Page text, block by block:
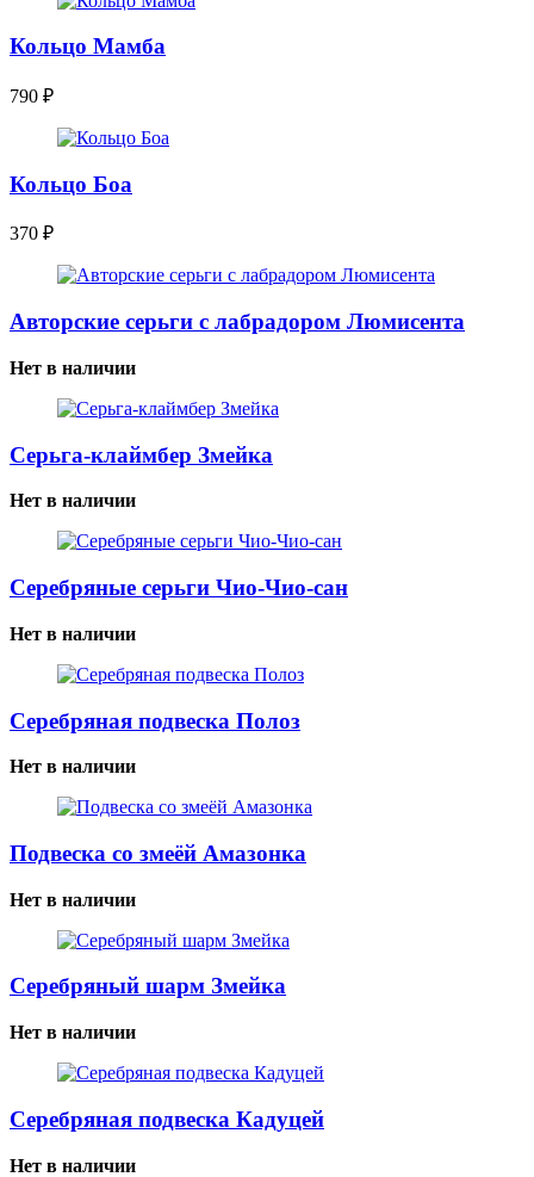
Кольцо Мамба
790 ₽
Кольцо Боа
370 ₽
Авторские серьги с лабрадором Люмисента
Нет в наличии
Серьга-клаймбер Змейка
Нет в наличии
Серебряные серьги Чио-Чио-сан
Нет в наличии
Серебряная подвеска Полоз
Нет в наличии
Подвеска со змеёй Амазонка
Нет в наличии
Серебряный шарм Змейка
Нет в наличии
Серебряная подвеска Кадуцей
Нет в наличии